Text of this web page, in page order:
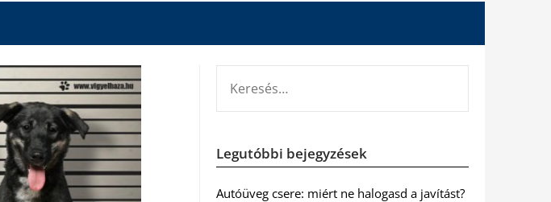
Legutóbbi bejegyzések
Autóüveg csere: miért ne halogasd a javítást?